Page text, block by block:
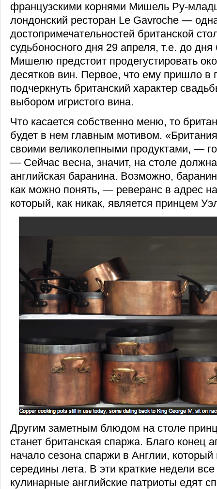
французскими корнями Мишель Ру-
лондонский ресторан Le Gavroche —
достопримечательностей британской
судьбоносного дня 29 апреля, т.е. до дня
Мишелю предстоит продегустировать
десятков вин. Первое, что ему пришло в
подчеркнуть британский характер
выбором игристого вина.
Что касается собственно меню, то
будет в нем главным мотивом.
своими великолепными продуктами, —
— Сейчас весна, значит, на столе
английская баранина. Возможно,
как можно понять, — реверанс в адрес
который, как никак, является принцем
Другим заметным блюдом на столе
станет британская спаржа. Благо конец
начало сезона спаржи в Англии,
середины лета. В эти краткие недели
кулинарные английские патриоты едят